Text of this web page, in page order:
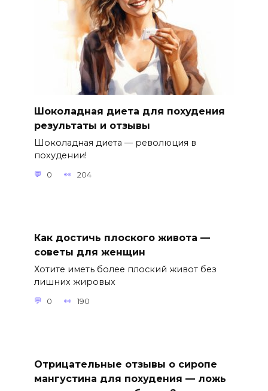
Шоколадная диета для похудения
результаты и отзывы
Шоколадная диета — революция в
похудении!
0 204
Как достичь плоского живота —
советы для женщин
Хотите иметь более плоский живот без
лишних жировых
0 190
Отрицательные отзывы о сиропе
мангустина для похудения — ложь